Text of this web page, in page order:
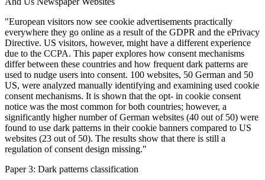
"European visitors now see cookie advertisements practically
everywhere they go online as a result of the GDPR and the ePrivacy
Directive. US visitors, however, might have a different experience
due to the CCPA. This paper explores how consent mechanisms
differ between these countries and how frequent dark patterns are
used to nudge users into consent. 100 websites, 50 German and 50
US, were analyzed manually identifying and examining used cookie
consent mechanisms. It is shown that the opt- in cookie consent
notice was the most common for both countries; however, a
significantly higher number of German websites (40 out of 50) were
found to use dark patterns in their cookie banners compared to US
websites (23 out of 50). The results show that there is still a
regulation of consent design missing."
Paper 3: Dark patterns classification